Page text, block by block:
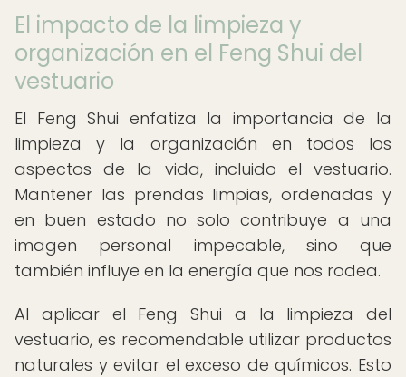
El impacto de la limpieza y
organización en el Feng Shui del
vestuario
El Feng Shui enfatiza la importancia de la
limpieza y la organización en todos los
aspectos de la vida, incluido el vestuario.
Mantener las prendas limpias, ordenadas y
en buen estado no solo contribuye a una
imagen personal impecable, sino que
también influye en la energía que nos rodea.
Al aplicar el Feng Shui a la limpieza del
vestuario, es recomendable utilizar productos
naturales y evitar el exceso de químicos. Esto